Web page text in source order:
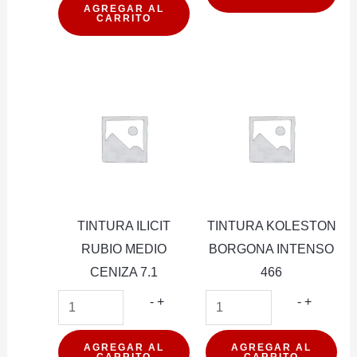
RUBIO
EXTRA
AGREGAR AL
CARRITO
MEDIO
TINTURA ILICIT
RUBIO MEDIO
CENIZA 7.1
- TINTURA
RUBIO
+
AGREGAR AL
TINTURA KOLESTON
BORGONA INTENSO
466
- +
AGREGAR AL